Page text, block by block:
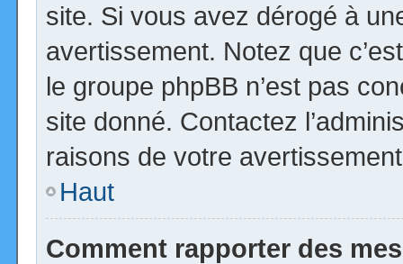
site. Si vous avez dérogé à
avertissement. Notez que
le groupe phpBB n’est pas
site donné. Contactez
raisons de votre
Haut
Comment rapporter des